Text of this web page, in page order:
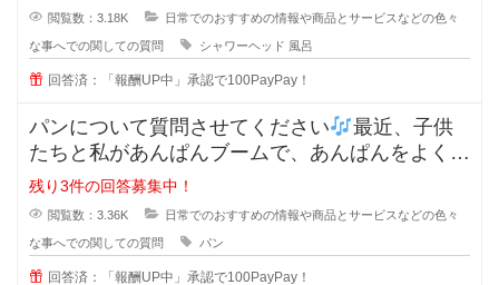
閲覧数：3.18K 日常でのおすすめの情報や商品とサービスなどの色々
な事へでの関しての質問 シャワーヘッド 風呂
回答済：「報酬UP中」承認で100PayPay！
パンについて質問させてください
最近、子供
たちと私があんぱんブームで、あんぱんをよく購
入するようになった
残り3件の回答募集中！
閲覧数：3.36K 日常でのおすすめの情報や商品とサービスなどの色々
な事へでの関しての質問 パン
回答済：「報酬UP中」承認で100PayPay！